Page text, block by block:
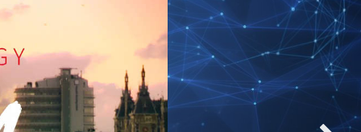
Iniciales Ayudas para Enfermedades y Lesiones
La Integridad y la Honestidad
El Matrimonio
La Escala Tonal Emocional